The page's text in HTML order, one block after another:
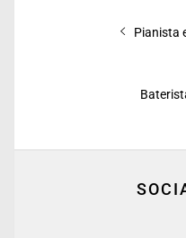
Entrada
Pianista
Entrada